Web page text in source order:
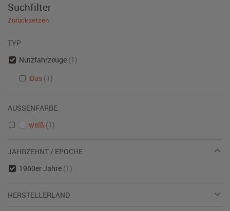
Suchfilter
Zurücksetzen
TYP
Nutzfahrzeuge (1)
Bus (1)
AUSSENFARBE
weiß (1)
JAHRZEHNT / EPOCHE
1960er Jahre (1)
HERSTELLERLAND